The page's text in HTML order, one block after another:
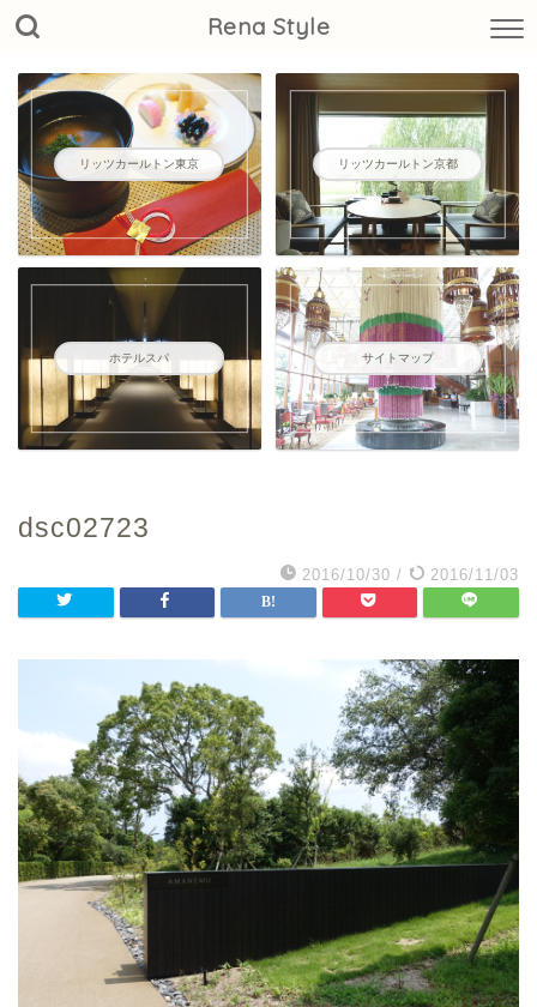
Rena Style
リッツカールトン東京 リッツカールトン京都
ホテルスパ サイトマップ
dsc02723
2016/10/30 / 2016/11/03